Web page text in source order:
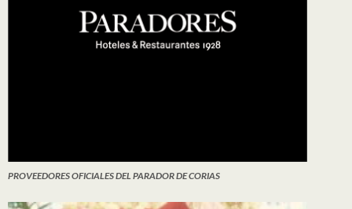
PROVEEDORES OFICIALES DEL PARADOR DE CORIAS